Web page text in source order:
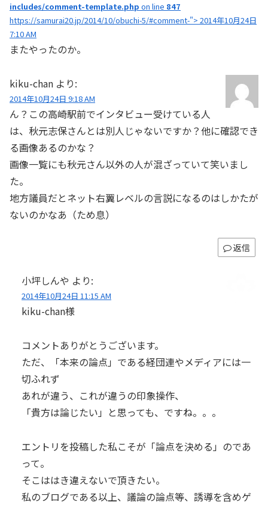
includes/comment-template.php on line 847
https://samurai20.jp/2014/10/obuchi-5/#comment-"> 2014年10月24日
7:10 AM
またやったのか。
kiku-chan より:
2014年10月24日 9:18 AM
ん？この高崎駅前でインタビュー受けている人
は、秋元志保さんとは別人じゃないですか？他に確認でき
る画像あるのかな？
画像一覧にも秋元さん以外の人が混ざっていて笑いまし
た。
地方議員だとネット右翼レベルの言説になるのはしかたが
ないのかなあ（ため息）
返信
小坪しんや より:
2014年10月24日 11:15 AM
kiku-chan様
コメントありがとうございます。
ただ、「本来の論点」である経団連やメディアには一
切ふれず
あれが違う、これが違うの印象操作、
「貴方は論じたい」と思っても、ですね。。。
エントリを投稿した私こそが「論点を決める」のであ
って。
そこははき違えないで頂きたい。
私のブログである以上、議論の論点等、誘導を含めゲ